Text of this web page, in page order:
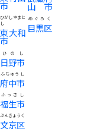
市
東大和
市
ひがしやまと
し
日野市
ひのし
府中市
ふちゅうし
福生市
ふっさし
文京区
ぶんきょうく
山市
目黒区
めぐろく